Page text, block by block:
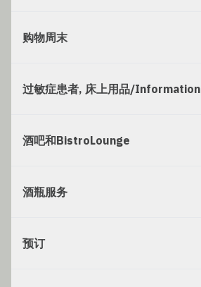
购物周末
过敏症患者, 床上用品/Information
酒吧和BistroLounge
酒瓶服务
预订